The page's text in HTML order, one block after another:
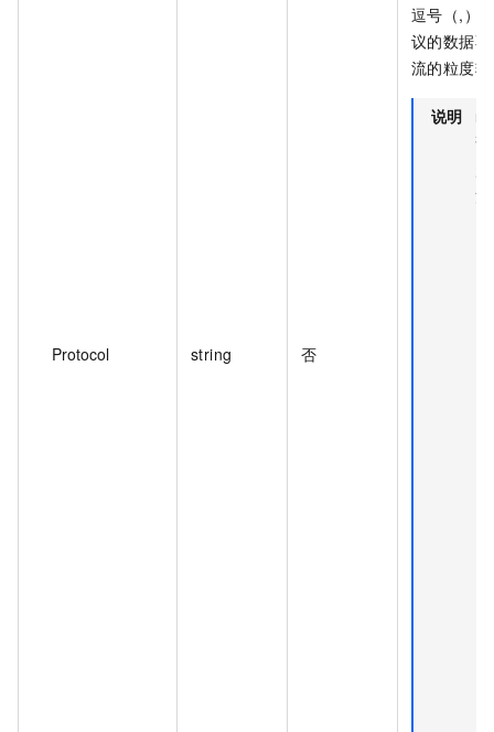
Protocol string 否
逗号（,）
议的数据
流的粒度
说明